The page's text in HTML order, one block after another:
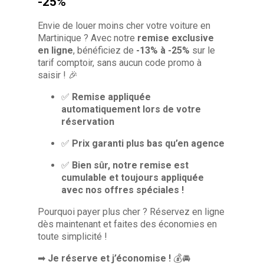
Envie de louer moins cher votre voiture en
Martinique ? Avec notre remise exclusive
en ligne, bénéficiez de -13% à -25% sur le
tarif comptoir, sans aucun code promo à
saisir ! 🎉
✅ Remise appliquée
automatiquement lors de votre
réservation
✅ Prix garanti plus bas qu’en agence
✅ Bien sûr, notre remise est
cumulable et toujours appliquée
avec nos offres spéciales !
Pourquoi payer plus cher ? Réservez en ligne
dès maintenant et faites des économies en
toute simplicité !
➡ Je réserve et j’économise ! 💰🚘